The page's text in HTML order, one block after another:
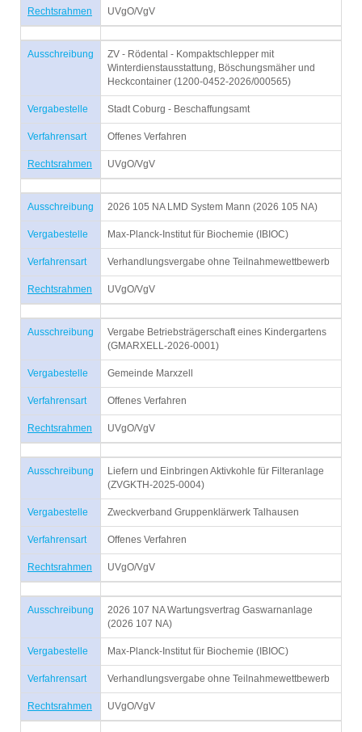
Rechtsrahmen UVgO/VgV
Ausschreibung
ZV - Rödental - Kompaktschlepper mit
Winterdienstausstattung, Böschungsmäher und
Heckcontainer (1200-0452-2026/000565)
Vergabestelle Stadt Coburg - Beschaffungsamt
Verfahrensart Offenes Verfahren
Rechtsrahmen UVgO/VgV
Ausschreibung 2026 105 NA LMD System Mann (2026 105 NA)
Vergabestelle Max-Planck-Institut für Biochemie (IBIOC)
Verfahrensart Verhandlungsvergabe ohne Teilnahmewettbewerb
Rechtsrahmen UVgO/VgV
Ausschreibung
Vergabe Betriebsträgerschaft eines Kindergartens
(GMARXELL-2026-0001)
Vergabestelle Gemeinde Marxzell
Verfahrensart Offenes Verfahren
Rechtsrahmen UVgO/VgV
Ausschreibung
Liefern und Einbringen Aktivkohle für Filteranlage
(ZVGKTH-2025-0004)
Vergabestelle Zweckverband Gruppenklärwerk Talhausen
Verfahrensart Offenes Verfahren
Rechtsrahmen UVgO/VgV
Ausschreibung
2026 107 NA Wartungsvertrag Gaswarnanlage
(2026 107 NA)
Vergabestelle Max-Planck-Institut für Biochemie (IBIOC)
Verfahrensart Verhandlungsvergabe ohne Teilnahmewettbewerb
Rechtsrahmen UVgO/VgV